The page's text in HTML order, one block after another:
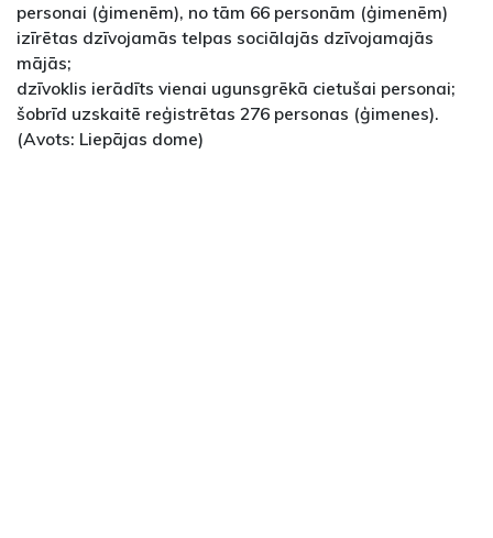
personai (ģimenēm), no tām 66 personām (ģimenēm)
izīrētas dzīvojamās telpas sociālajās dzīvojamajās
mājās;
dzīvoklis ierādīts vienai ugunsgrēkā cietušai personai;
šobrīd uzskaitē reģistrētas 276 personas (ģimenes).
(Avots: Liepājas dome)